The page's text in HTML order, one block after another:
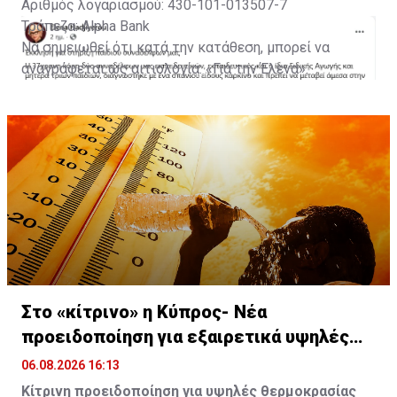
Αριθμός λογαριασμού: 430-101-013507-7
Τράπεζα: Alpha Bank
Να σημειωθεί ότι κατά την κατάθεση, μπορεί να
αναγράφεται ως αιτιολογία: «Για την Έλενα».
Στο «κίτρινο» η Κύπρος- Νέα
προειδοποίηση για εξαιρετικά υψηλές
θερμοκρασίες
06.08.2026 16:13
Κίτρινη προειδοποίηση για υψηλές θερμοκρασίας